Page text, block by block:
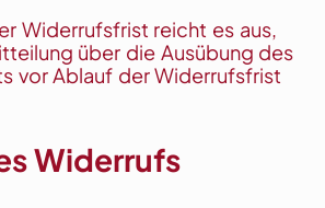
Widerrufsfrist reicht es aus,
über die Ausübung des
vor Ablauf der Widerrufsfrist
Widerrufs